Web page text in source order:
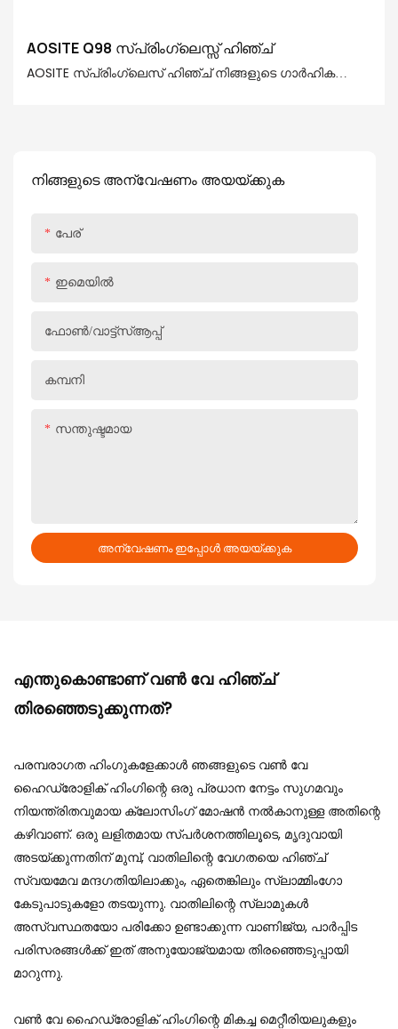
നിങ്ങളുടെ അന്വേഷണം അയയ്ക്കുക
പേര്
ഇമെയിൽ
ഫോൺ/വാട്ട്‌സ്ആപ്പ്
കമ്പനി
സന്തുഷ്ടമായ
അന്വേഷണം ഇപ്പോൾ അയയ്ക്കുക
AOSITE Q98 സ്പ്രിംഗ്ലെസ്സ് ഹിഞ്ച്
AOSITE സ്‌പ്രിംഗ്‌ലെസ് ഹിഞ്ച് നിങ്ങളുടെ ഗാർഹിക
എന്തുകൊണ്ടാണ് വൺ വേ ഹിഞ്ച്
തിരഞ്ഞെടുക്കുന്നത്?
പരമ്പരാഗത ഹിംഗുകളേക്കാൾ ഞങ്ങളുടെ വൺ വേ
ഹൈഡ്രോളിക് ഹിംഗിന്റെ ഒരു പ്രധാന നേട്ടം സുഗമവും
നിയന്ത്രിതവുമായ ക്ലോസിംഗ് മോഷൻ നൽകാനുള്ള അതിന്റെ
കഴിവാണ്. ഒരു ലളിതമായ സ്പർശനത്തിലൂടെ, മൃദുവായി
അടയ്‌ക്കുന്നതിന് മുമ്പ്, വാതിലിന്റെ വേഗതയെ ഹിഞ്ച്
സ്വയമേവ മന്ദഗതിയിലാക്കും, ഏതെങ്കിലും സ്ലാമ്മിംഗോ
കേടുപാടുകളോ തടയുന്നു. വാതിലിന്റെ സ്ലാമുകൾ
അസ്വസ്ഥതയോ പരിക്കോ ഉണ്ടാക്കുന്ന വാണിജ്യ, പാർപ്പിട
പരിസരങ്ങൾക്ക് ഇത് അനുയോജ്യമായ തിരഞ്ഞെടുപ്പായി
മാറുന്നു.
വൺ വേ ഹൈഡ്രോളിക് ഹിംഗിന്റെ മികച്ച മെറ്റീരിയലുകളും